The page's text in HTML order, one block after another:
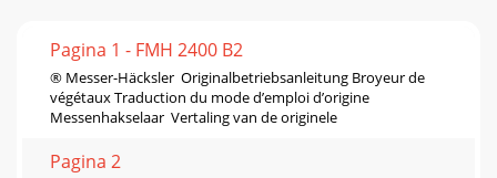
Pagina 1 - FMH 2400 B2
® Messer-Häcksler Originalbetriebsanleitung Broyeur de
végétaux Traduction du mode d’emploi d’origine
Messenhakselaar Vertaling van de originele
Pagina 2